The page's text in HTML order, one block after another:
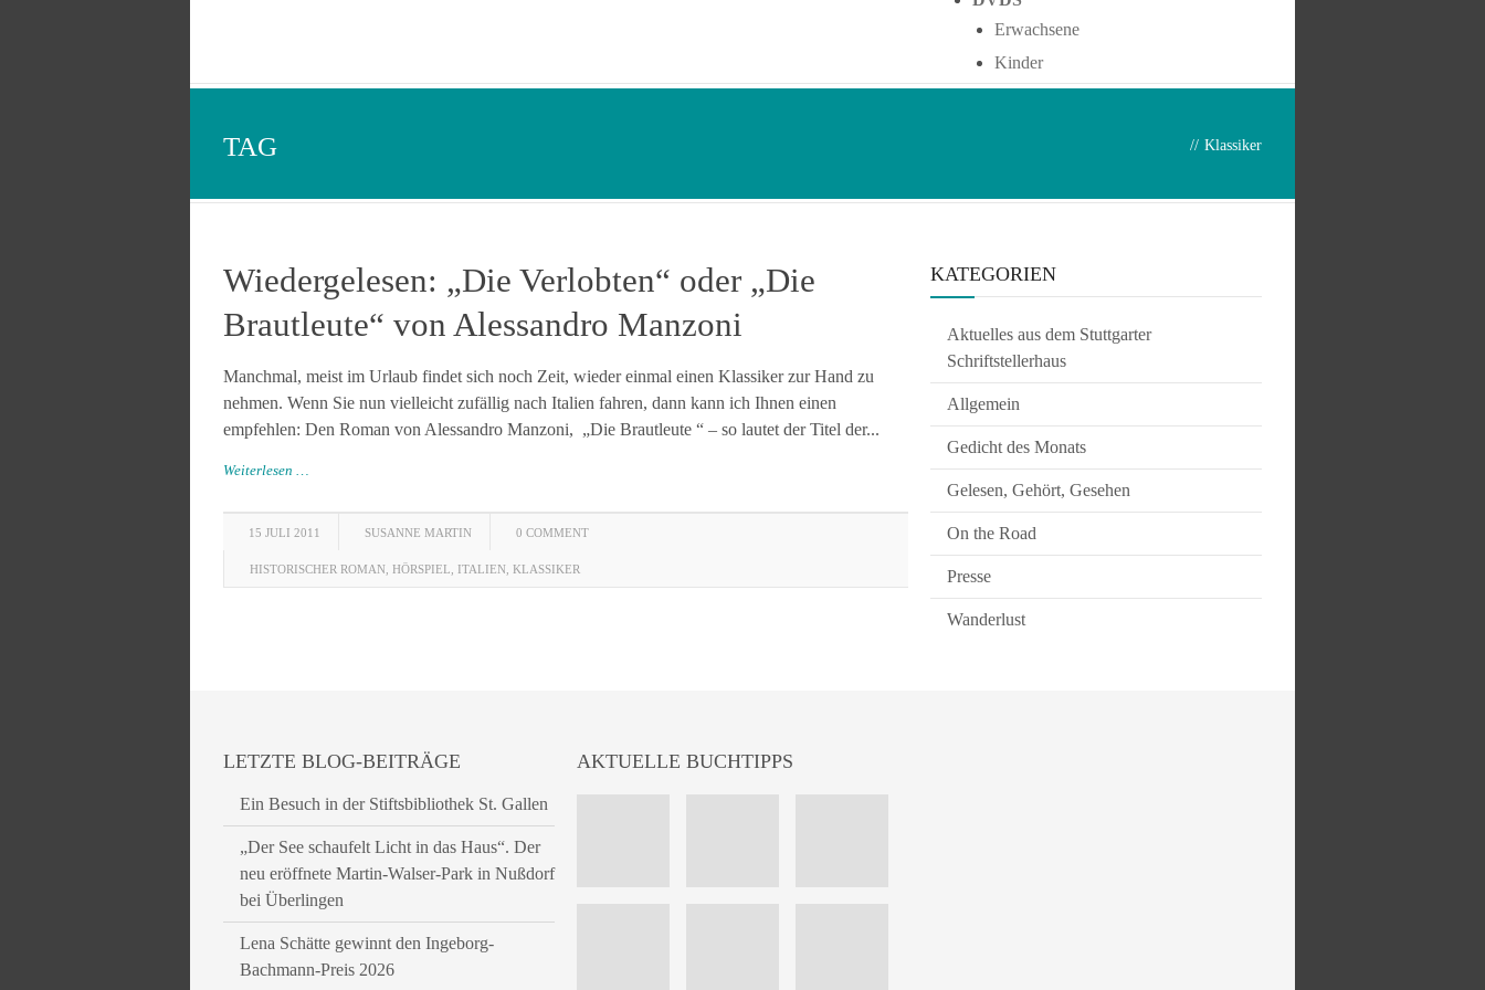
Erwachsene
Kinder
TAG // Klassiker
Wiedergelesen: „Die Verlobten“ oder „Die
Brautleute“ von Alessandro Manzoni
Manchmal, meist im Urlaub findet sich noch Zeit, wieder einmal einen Klassiker zur Hand zu
nehmen. Wenn Sie nun vielleicht zufällig nach Italien fahren, dann kann ich Ihnen einen
empfehlen: Den Roman von Alessandro Manzoni, „Die Brautleute “ – so lautet der Titel der...
Weiterlesen …
15 JULI 2011 SUSANNE MARTIN 0 COMMENT
HISTORISCHER ROMAN HÖRSPIEL ITALIEN KLASSIKER
KATEGORIEN
Aktuelles aus dem Stuttgarter
Schriftstellerhaus
Allgemein
Gedicht des Monats
Gelesen, Gehört, Gesehen
On the Road
Presse
Wanderlust
LETZTE BLOG-BEITRÄGE
Ein Besuch in der Stiftsbibliothek St. Gallen
„Der See schaufelt Licht in das Haus“. Der
neu eröffnete Martin-Walser-Park in Nußdorf
bei Überlingen
Lena Schätte gewinnt den Ingeborg-
Bachmann-Preis 2026
AKTUELLE BUCHTIPPS